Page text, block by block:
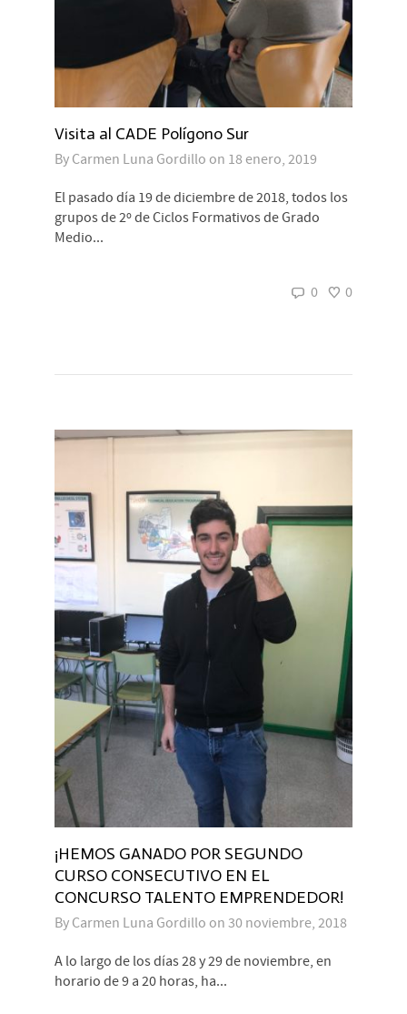
Visita al CADE Polígono Sur
By Carmen Luna Gordillo on 18 enero, 2019
El pasado día 19 de diciembre de 2018, todos los
grupos de 2º de Ciclos Formativos de Grado
Medio...
0 0
¡HEMOS GANADO POR SEGUNDO
CURSO CONSECUTIVO EN EL
CONCURSO TALENTO EMPRENDEDOR!
By Carmen Luna Gordillo on 30 noviembre, 2018
A lo largo de los días 28 y 29 de noviembre, en
horario de 9 a 20 horas, ha...